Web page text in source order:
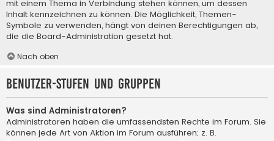
mit einem Thema in Verbindung stehen können, um dessen
Inhalt kennzeichnen zu können. Die Möglichkeit, Themen-
Symbole zu verwenden, hängt von deinen Berechtigungen ab,
die die Board-Administration gesetzt hat.
Nach oben
Benutzer-Stufen und Gruppen
Was sind Administratoren?
Administratoren haben die umfassendsten Rechte im Forum. Sie
können jede Art von Aktion im Forum ausführen; z. B.